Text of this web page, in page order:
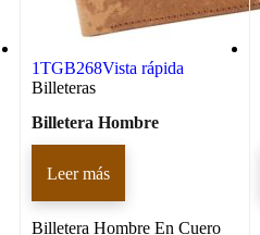
1TGB268Vista rápida
Billeteras
Billetera Hombre
Leer más
Billetera Hombre En Cuero